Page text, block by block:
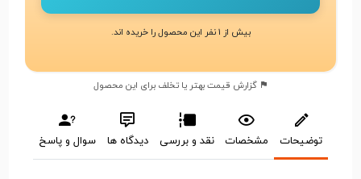
بیش از 1 نفر این محصول را خریده اند.
گزارش قیمت بهتر یا تخلف برای این محصول
توضیحات مشخصات نقد و بررسی دیدگاه ها سوال و پاسخ